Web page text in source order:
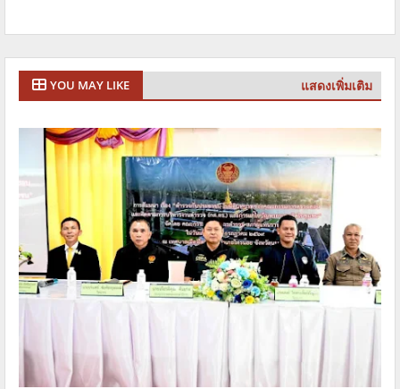
YOU MAY LIKE แสดงเพิ่มเติม